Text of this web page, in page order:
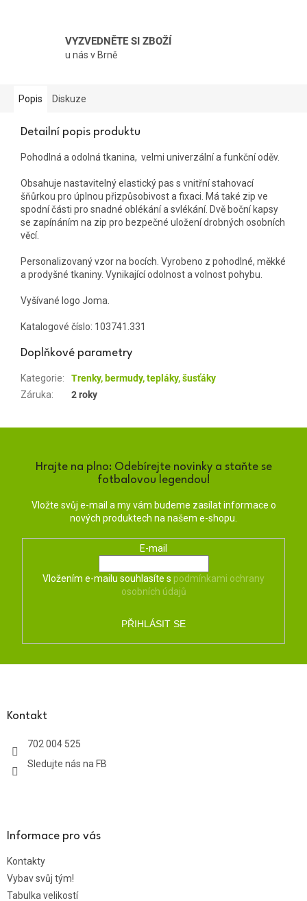
VYZVEDNĚTE SI ZBOŽÍ
u nás v Brně
Popis Diskuze
Detailní popis produktu
Pohodlná a odolná tkanina, velmi univerzální a funkční oděv.
Obsahuje nastavitelný elastický pas s vnitřní stahovací
šňůrkou pro úplnou přizpůsobivost a fixaci. Má také zip ve
spodní části pro snadné oblékání a svlékání. Dvě boční kapsy
se zapínáním na zip pro bezpečné uložení drobných osobních
věcí.
Personalizovaný vzor na bocích. Vyrobeno z pohodlné, měkké
a prodyšné tkaniny. Vynikající odolnost a volnost pohybu.
Vyšívané logo Joma.
Katalogové číslo: 103741.331
Doplňkové parametry
Kategorie:
Trenky, bermudy, tepláky, šusťáky
Záruka: 2 roky
Hrajte na plno: Odebírejte novinky a staňte se
fotbalovou legendou!
Vložte svůj e-mail a my vám budeme zasílat informace o
nových produktech na našem e-shopu.
E-mail
Vložením e-mailu souhlasíte s podmínkami ochrany
osobních údajů
PŘIHLÁSIT SE
Kontakt
702 004 525
Sledujte nás na FB
Informace pro vás
Kontakty
Vybav svůj tým!
Tabulka velikostí